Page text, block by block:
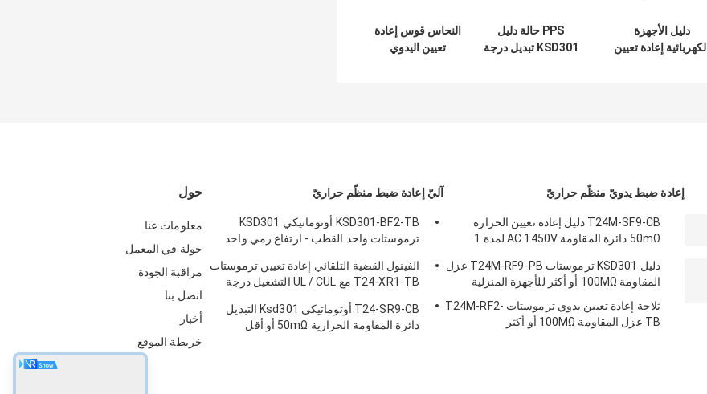
دليل الأجهزة
الكهربائية إعادة تعيين
PPS حالة دليل
KSD301 تبديل درجة
النحاس قوس إعادة
تعيين اليدوي
حول
معلومات عنا
جولة في المعمل
مراقبة الجودة
اتصل بنا
أخبار
خريطة الموقع
آليّ إعادة ضبط منظّم حراريّ
KSD301-BF2-TB أوتوماتيكي KSD301
ترموستات واحد القطب - ارتفاع رمي واحد
الفينول القضية التلقائي إعادة تعيين ترموستات
T24-XR1-TB مع UL / CUL التشغيل درجة
T24-SR9-CB أوتوماتيكي Ksd301 التبديل
دائرة المقاومة الحرارية 50mΩ أو أقل
إعادة ضبط يدويّ منظّم حراريّ
T24M-SF9-CB دليل إعادة تعيين الحرارة
50mΩ دائرة المقاومة AC 1450V لمدة 1
دليل KSD301 ترموستات T24M-RF9-PB عزل
المقاومة 100MΩ أو أكثر للأجهزة المنزلية
ثلاجة إعادة تعيين يدوي ترموستات T24M-RF2-
TB عزل المقاومة 100MΩ أو أكثر